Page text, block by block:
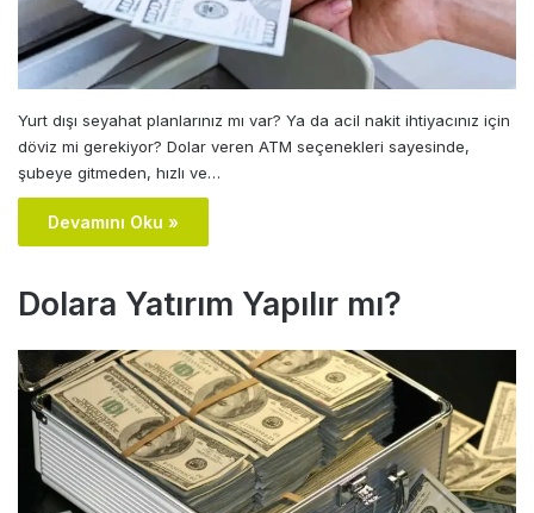
Yurt dışı seyahat planlarınız mı var? Ya da acil nakit ihtiyacınız için
döviz mi gerekiyor? Dolar veren ATM seçenekleri sayesinde,
şubeye gitmeden, hızlı ve…
Devamını Oku »
Dolara Yatırım Yapılır mı?